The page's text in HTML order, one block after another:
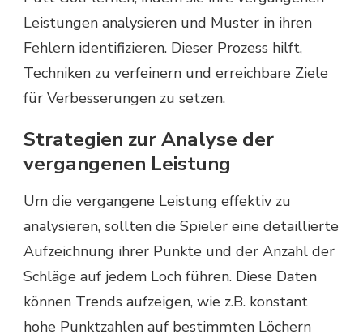
Leistungen analysieren und Muster in ihren
Fehlern identifizieren. Dieser Prozess hilft,
Techniken zu verfeinern und erreichbare Ziele
für Verbesserungen zu setzen.
Strategien zur Analyse der
vergangenen Leistung
Um die vergangene Leistung effektiv zu
analysieren, sollten die Spieler eine detaillierte
Aufzeichnung ihrer Punkte und der Anzahl der
Schläge auf jedem Loch führen. Diese Daten
können Trends aufzeigen, wie z.B. konstant
hohe Punktzahlen auf bestimmten Löchern